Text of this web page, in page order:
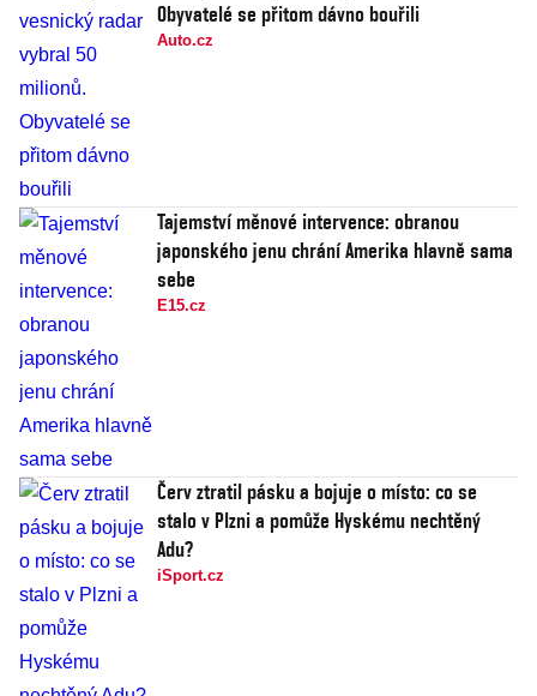
Obyvatelé se přitom dávno bouřili
Auto.cz
Tajemství měnové intervence: obranou
japonského jenu chrání Amerika hlavně sama
sebe
E15.cz
Červ ztratil pásku a bojuje o místo: co se
stalo v Plzni a pomůže Hyskému nechtěný
Adu?
iSport.cz